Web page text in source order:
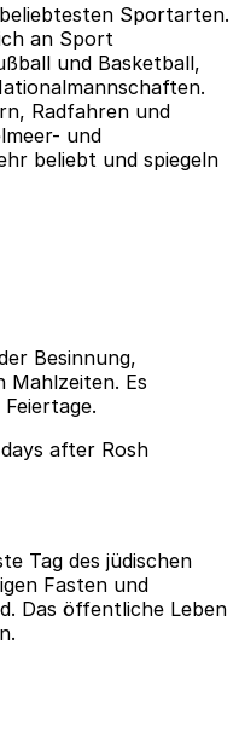
Sportarten.
an Sport
und Basketball,
Radfahren und
und
beliebt und spiegeln
Besinnung,
Mahlzeiten. Es
after Rosh
Tag des jüdischen
Fasten und
Das öffentliche Leben